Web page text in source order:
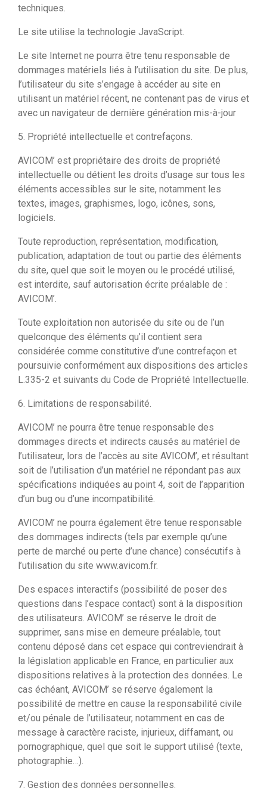
techniques.
Le site utilise la technologie JavaScript.
Le site Internet ne pourra être tenu responsable de
dommages matériels liés à l’utilisation du site. De plus,
l’utilisateur du site s’engage à accéder au site en
utilisant un matériel récent, ne contenant pas de virus et
avec un navigateur de dernière génération mis-à-jour
5. Propriété intellectuelle et contrefaçons.
AVICOM’ est propriétaire des droits de propriété
intellectuelle ou détient les droits d’usage sur tous les
éléments accessibles sur le site, notamment les
textes, images, graphismes, logo, icônes, sons,
logiciels.
Toute reproduction, représentation, modification,
publication, adaptation de tout ou partie des éléments
du site, quel que soit le moyen ou le procédé utilisé,
est interdite, sauf autorisation écrite préalable de :
AVICOM’.
Toute exploitation non autorisée du site ou de l’un
quelconque des éléments qu’il contient sera
considérée comme constitutive d’une contrefaçon et
poursuivie conformément aux dispositions des articles
L.335-2 et suivants du Code de Propriété Intellectuelle.
6. Limitations de responsabilité.
AVICOM’ ne pourra être tenue responsable des
dommages directs et indirects causés au matériel de
l’utilisateur, lors de l’accès au site AVICOM’, et résultant
soit de l’utilisation d’un matériel ne répondant pas aux
spécifications indiquées au point 4, soit de l’apparition
d’un bug ou d’une incompatibilité.
AVICOM’ ne pourra également être tenue responsable
des dommages indirects (tels par exemple qu’une
perte de marché ou perte d’une chance) consécutifs à
l’utilisation du site www.avicom.fr.
Des espaces interactifs (possibilité de poser des
questions dans l’espace contact) sont à la disposition
des utilisateurs. AVICOM’ se réserve le droit de
supprimer, sans mise en demeure préalable, tout
contenu déposé dans cet espace qui contreviendrait à
la législation applicable en France, en particulier aux
dispositions relatives à la protection des données. Le
cas échéant, AVICOM’ se réserve également la
possibilité de mettre en cause la responsabilité civile
et/ou pénale de l’utilisateur, notamment en cas de
message à caractère raciste, injurieux, diffamant, ou
pornographique, quel que soit le support utilisé (texte,
photographie…).
7. Gestion des données personnelles.